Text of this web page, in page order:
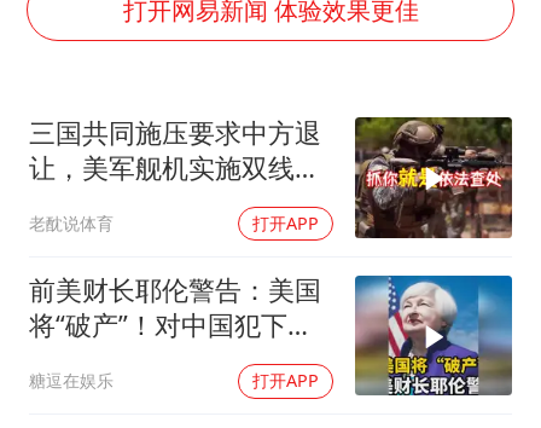
浙江最强风雨时段已锁定
老人被城管撞倒后离世亲属质疑记录仪
多所幼师院校开设养老专业
薛之谦杭州站演唱会取消
习近平心系体育强国建设
打开网易新闻 体验效果更佳
三国共同施压要求中方退
让，美军舰机实施双线抵
近，南海被划为禁区，
轰-6K已挂弹
老酖说体育 打开APP
前美财长耶伦警告：美国
将“破产”！对中国犯下两
糖逗在娱乐 打开APP